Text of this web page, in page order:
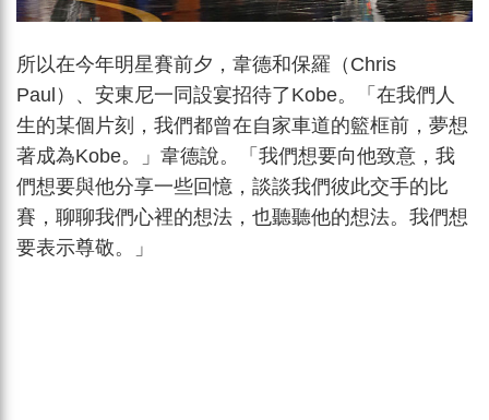
所以在今年明星賽前夕，韋德和保羅（Chris
Paul）、安東尼一同設宴招待了Kobe。「在我們人
生的某個片刻，我們都曾在自家車道的籃框前，夢想
著成為Kobe。」韋德說。「我們想要向他致意，我
們想要與他分享一些回憶，談談我們彼此交手的比
賽，聊聊我們心裡的想法，也聽聽他的想法。我們想
要表示尊敬。」